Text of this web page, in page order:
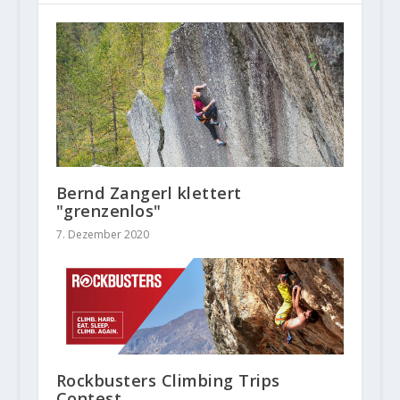
Bernd Zangerl klettert
"grenzenlos"
7. Dezember 2020
Rockbusters Climbing Trips